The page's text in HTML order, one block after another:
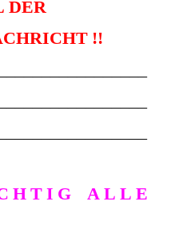
DER
!!
H T I G A L L E